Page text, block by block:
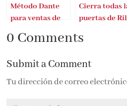
Método Dante
para ventas de
Cierra todas
puertas de
0 Comments
Submit a Comment
Tu dirección de correo